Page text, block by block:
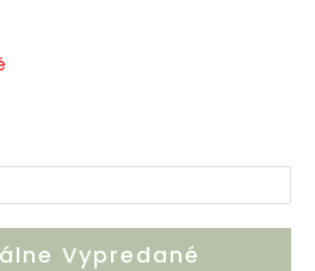
Vypredané